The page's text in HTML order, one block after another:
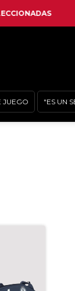
JUEGO "ES UN